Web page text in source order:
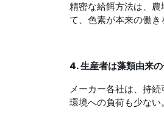
精密な給餌方法は、
て、色素が本来の働き
4. 生産者は藻類由来
メーカー各社は、持
環境への負荷も少ない